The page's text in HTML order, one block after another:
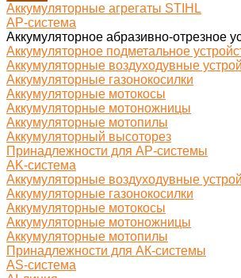
Аккумуляторные агрегаты STIHL
AP-система
Аккумуляторное абразивно-отрезное
Аккумуляторное подметальное
Аккумуляторные воздуходувные
Аккумуляторные газонокосилки
Аккумуляторные мотокосы
Аккумуляторные мотоножницы
Аккумуляторные мотопилы
Аккумуляторный высоторез
Принадлежности для AP-системы
AK-система
Аккумуляторные воздуходувные
Аккумуляторные газонокосилки
Аккумуляторные мотокосы
Аккумуляторные мотоножницы
Аккумуляторные мотопилы
Принадлежности для АК-системы
AS-система